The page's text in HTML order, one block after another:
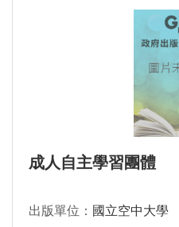
成人自主學習團體
出版單位： 國立空中大學